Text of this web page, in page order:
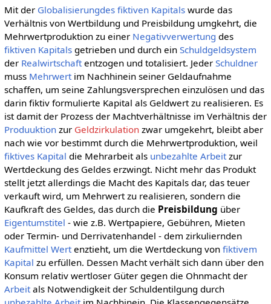
Mit der Globalisierungdes fiktiven Kapitalswurde das
Verhältnis von Wertbildung und Preisbildung umgkehrt, die
Mehrwertproduktion zu einer Negativverwertung des
fiktiven Kapitalsgetrieben und durch ein Schuldgeldsystem
der Realwirtschaftentzogen und totalisiert. Jeder Schuldner
muss Mehrwertim Nachhinein seiner Geldaufnahme
schaffen, um seine Zahlungsversprechen einzulösen und das
darin fiktiv formulierte Kapital als Geldwert zu realisieren. Es
ist damit der Prozess der Machtverhältnisse im Verhältnis der
Produuktionzur Geldzirkulationzwar umgekehrt, bleibt aber
nach wie vor bestimmt durch die Mehrwertproduktion, weil
fiktives Kapital die Mehrarbeit als unbezahlte Arbeitzur
Wertdeckung des Geldes erzwingt. Nicht mehr das Produkt
stellt jetzt allerdings die Macht des Kapitals dar, das teuer
verkauft wird, um Mehrwert zu realisieren, sondern die
Kaufkraft des Geldes, das durch die Preisbildung über
Eigentumstitel - wie z.B. Wertpapiere, Gebühren, Mieten
oder Termin- und Derrivatenhandel - dem zirkuliernden
Kaufmittel Wertenztieht, um die Wertdeckung von fiktivem
Kapital zu erfüllen. Dessen Macht verhält sich dann über den
Konsum relativ wertloser Güter gegen die Ohnmacht der
Arbeitals Notwendigkeit der Schuldentilgung durch